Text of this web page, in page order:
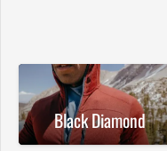
Black Diamond